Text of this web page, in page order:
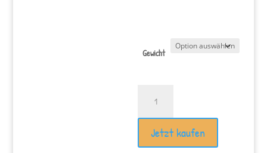
Gewicht
Menge
Jetzt kaufen